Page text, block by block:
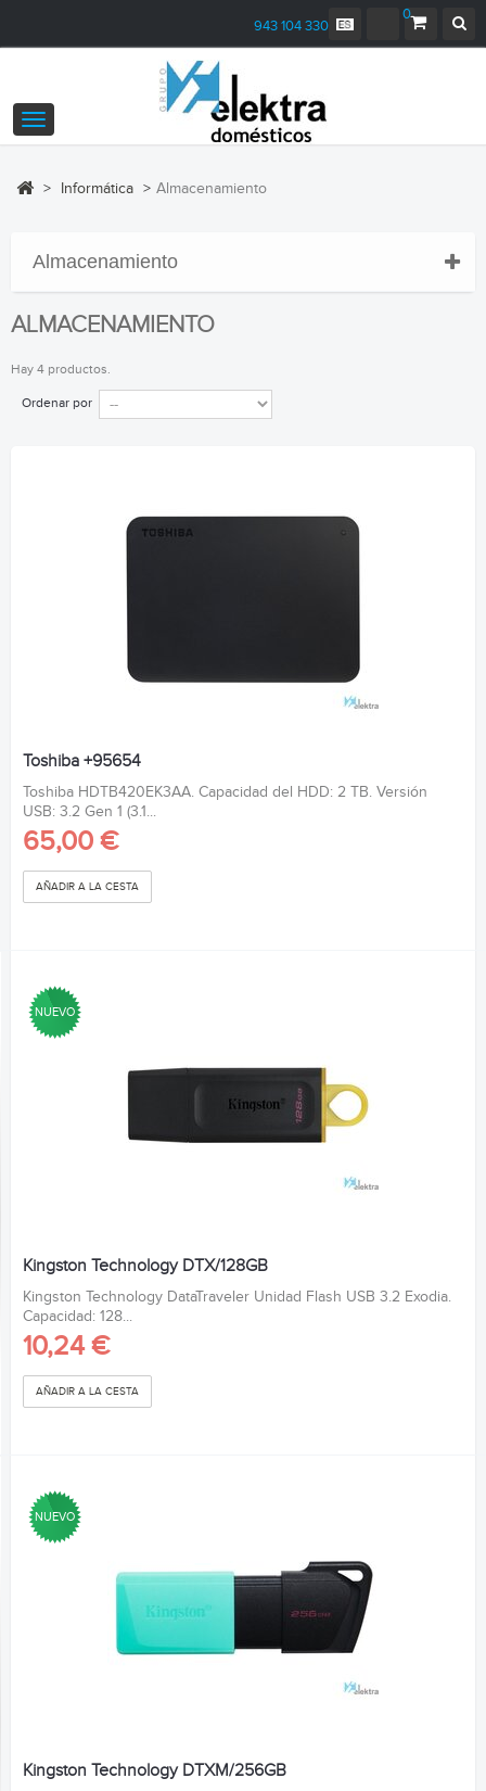
0
943 104 330
Navegación
Toggle
> Informática > Almacenamiento
Almacenamiento
ALMACENAMIENTO
Hay 4 productos.
Ordenar por
Toshiba +95654
Toshiba HDTB420EK3AA. Capacidad del HDD: 2 TB. Versión
USB: 3.2 Gen 1 (3.1...
65,00 €
AÑADIR A LA CESTA
NUEVO
Kingston Technology DTX/128GB
Kingston Technology DataTraveler Unidad Flash USB 3.2 Exodia.
Capacidad: 128...
10,24 €
AÑADIR A LA CESTA
NUEVO
Kingston Technology DTXM/256GB